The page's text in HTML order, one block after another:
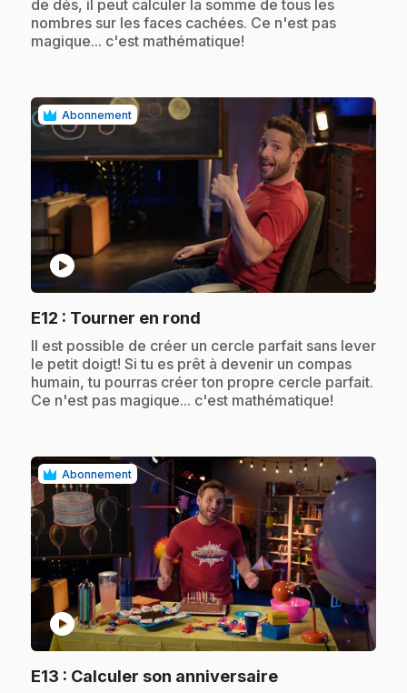
de dés, il peut calculer la somme de tous les
nombres sur les faces cachées. Ce n'est pas
magique... c'est mathématique!
Abonnement
play_circle
E12 : Tourner en rond
.Il est possible de créer un cercle parfait sans lever
le petit doigt! Si tu es prêt à devenir un compas
humain, tu pourras créer ton propre cercle parfait.
Ce n'est pas magique... c'est mathématique!
Abonnement
play_circle
E13 : Calculer son anniversaire.